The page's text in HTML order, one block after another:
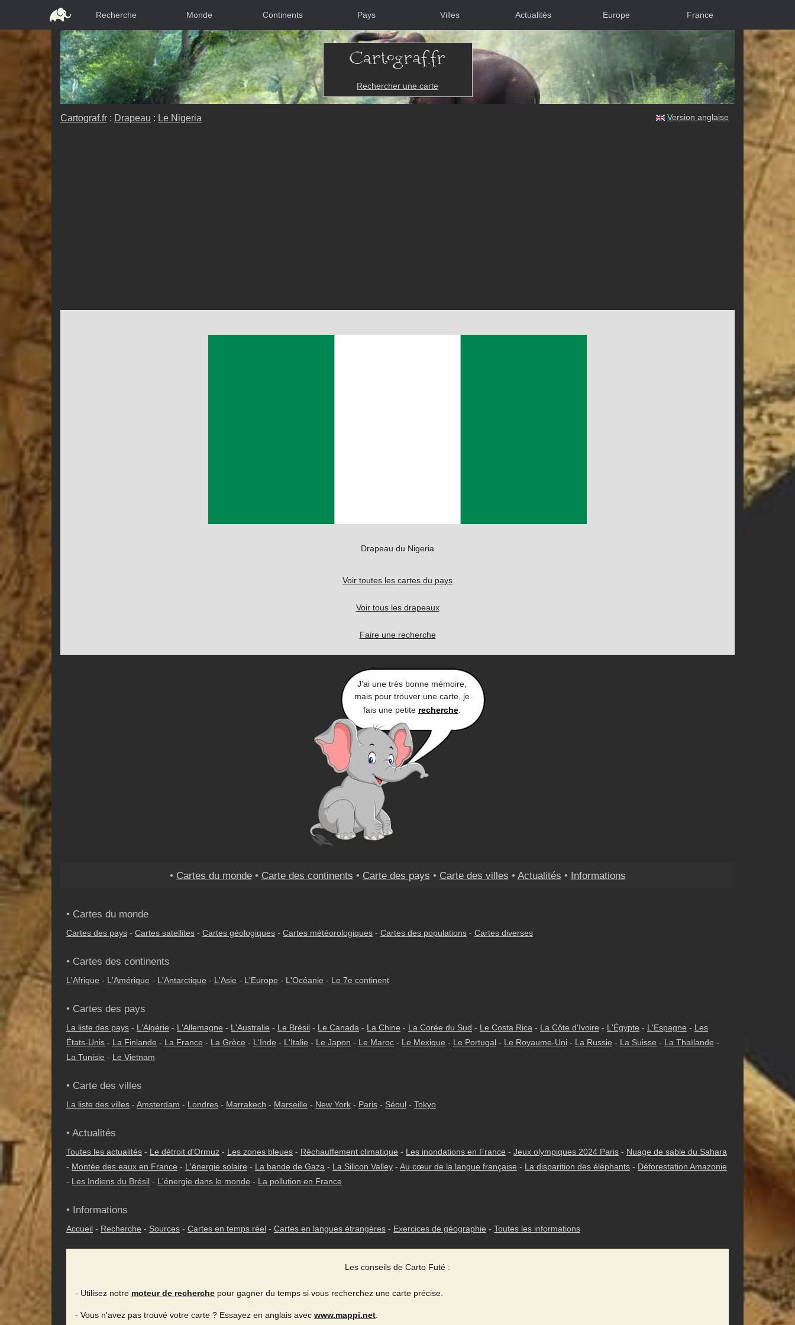
Recherche Monde Continents Pays Villes Actualités Europe France
Rechercher une carte
Cartograf.fr : Drapeau : Le Nigeria Version anglaise
Drapeau du Nigeria
Voir toutes les cartes du pays
Voir tous les drapeaux
Faire une recherche
J'ai une très bonne mémoire,
mais pour trouver une carte, je
fais une petite recherche.
• Cartes du monde• Carte des continents • Carte des pays • Carte des villes • Actualités • Informations
• Cartes du monde
Cartes des pays - Cartes satellites - Cartes géologiques - Cartes météorologiques - Cartes des populations - Cartes diverses
• Cartes des continents
L'Afrique - L'Amérique - L'Antarctique - L'Asie - L'Europe - L'Océanie - Le 7e continent
• Cartes des pays
La liste des pays - L'Algérie - L'Allemagne - L'Australie - Le Brésil - Le Canada - La Chine - La Corée du Sud - Le Costa Rica - La Côte d'Ivoire - L'Égypte - L'Espagne - Les
États-Unis - La Finlande - La France - La Grèce - L'Inde - L'Italie - Le Japon - Le Maroc - Le Mexique - Le Portugal - Le Royaume-Uni - La Russie - La Suisse - La Thaïlande -
La Tunisie - Le Vietnam
• Carte des villes
La liste des villes - Amsterdam - Londres - Marrakech - Marseille - New York - Paris - Séoul - Tokyo
• Actualités
Toutes les actualités - Le détroit d'Ormuz - Les zones bleues - Réchauffement climatique - Les inondations en France - Jeux olympiques 2024 Paris - Nuage de sable du Sahara
- Montée des eaux en France - L'énergie solaire - La bande de Gaza - La Silicon Valley - Au cœur de la langue française - La disparition des éléphants - Déforestation Amazonie
- Les Indiens du Brésil - L'énergie dans le monde - La pollution en France
• Informations
Accueil - Recherche - Sources - Cartes en temps réel - Cartes en langues étrangères - Exercices de géographie - Toutes les informations
Les conseils de Carto Futé :
- Utilisez notre moteur de recherche pour gagner du temps si vous recherchez une carte précise.
- Vous n'avez pas trouvé votre carte ? Essayez en anglais avec www.mappi.net